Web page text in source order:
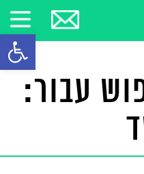
פתח
עבור: